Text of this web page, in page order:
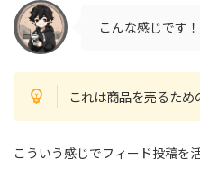
こんな感じです！
これは商品を売るため
こういう感じでフィード投稿を